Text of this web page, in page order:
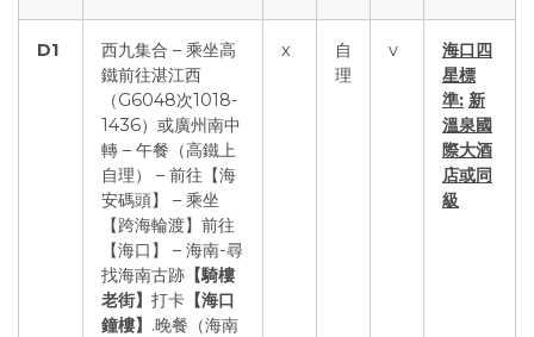
D1
西九集合 – 乘坐高
鐵前往湛江西
（G6048次1018-
1436）或廣州南中
轉 – 午餐（高鐵上
自理） – 前往【海
安碼頭】 – 乘坐
【跨海輪渡】前往
【海口】 – 海南-尋
找海南古跡 【騎樓
老街】 打卡 【海口
鐘樓】 .晚餐（海南
x
自
理
v
海口四
星標
準: 新
溫泉國
際大酒
店或同
級